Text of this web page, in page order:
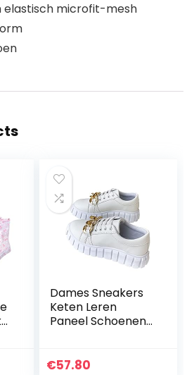
elastisch microfit-mesh
Dames Sneakers
Keten Leren
Paneel Schoenen
Dikke Zolen Mode
€57.80